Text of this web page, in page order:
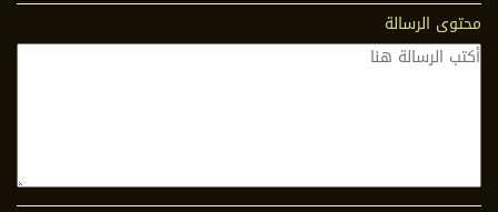
محتوى الرسالة